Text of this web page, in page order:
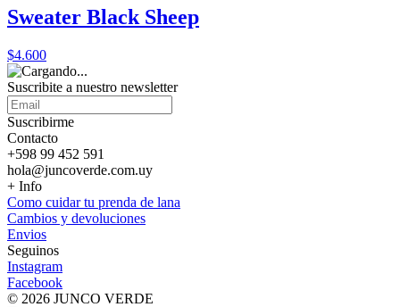
Sweater Black Sheep
$4.600
Suscribite a nuestro newsletter
Suscribirme
Contacto
+598 99 452 591
hola@juncoverde.com.uy
+ Info
Como cuidar tu prenda de lana
Cambios y devoluciones
Envios
Seguinos
Instagram
Facebook
© 2026 JUNCO VERDE